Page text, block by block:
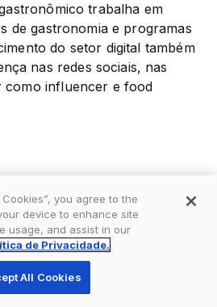
trabalha em
de gastronomia e programas
do setor digital também
nas redes sociais, nas
como influencer e food
you agree to the
device to enhance site
usage, and assist in our
de Privacidade.
All Cookies